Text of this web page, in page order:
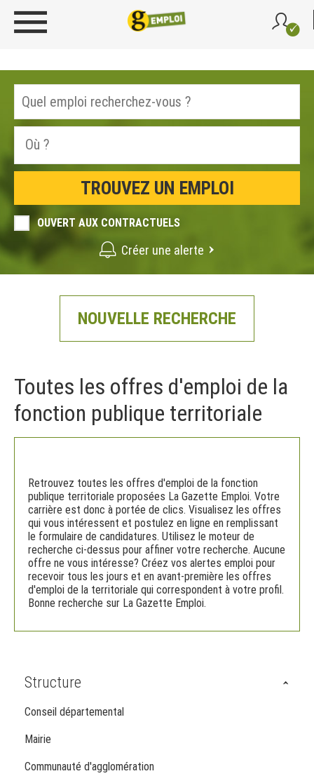
OUVERT AUX CONTRACTUELS
Créer une alerte
NOUVELLE RECHERCHE
Toutes les offres d'emploi de la
fonction publique territoriale
Retrouvez toutes les offres d'emploi de la fonction
publique territoriale proposées La Gazette Emploi. Votre
carrière est donc à portée de clics. Visualisez les offres
qui vous intéressent et postulez en ligne en remplissant
le formulaire de candidatures. Utilisez le moteur de
recherche ci-dessus pour affiner votre recherche. Aucune
offre ne vous intéresse? Créez vos alertes emploi pour
recevoir tous les jours et en avant-première les offres
d'emploi de la territoriale qui correspondent à votre profil.
Bonne recherche sur La Gazette Emploi.
Structure
Conseil départemental
Mairie
Communauté d'agglomération